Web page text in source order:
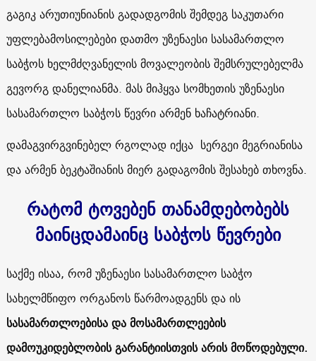
გაგიკ არუთიუნიანის გადადგომის შემდეგ საკუთარი
უფლებამოსილებები დათმო უზენაესი სასამართლო
საბჭოს ხელმძღვანელის მოვალეობის შემსრულებელმა
გევორგ დანელიანმა. მას მიჰყვა სომხეთის უზენაესი
სასამართლო საბჭოს წევრი არმენ ხაჩატრიანი.
დამაგვირგვინებელ რგოლად იქცა სერგეი მეგრიანისა
და არმენ ბეკტაშიანის მიერ გადაგომის შესახებ თხოვნა.
რატომ ტოვებენ თანამდებობებს
მაინცდამაინც საბჭოს წევრები
საქმე ისაა, რომ უზენაესი სასამართლო საბჭო
სახელმწიფო ორგანოს წარმოადგენს და ის
სასამართლოებისა და მოსამართლეების
დამოუკიდებლობის გარანტიისთვის არის მოწოდებული.